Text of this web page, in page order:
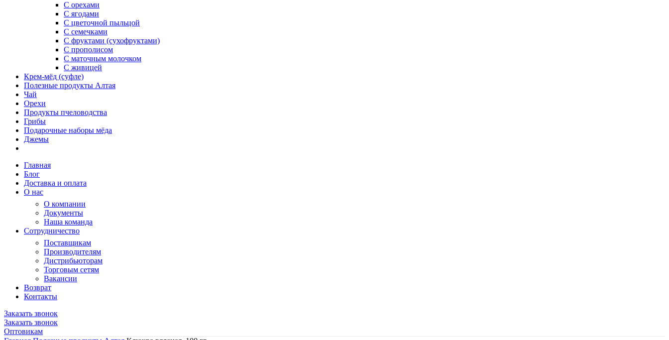
С орехами
С ягодами
С цветочной пыльцой
С семечками
С фруктами (сухофруктами)
С прополисом
С маточным молочком
С живицей
Крем-мёд (суфле)
Полезные продукты Алтая
Чай
Орехи
Продукты пчеловодства
Грибы
Подарочные наборы мёда
Джемы
Главная
Блог
Доставка и оплата
О нас
О компании
Документы
Наша команда
Сотрудничество
Поставщикам
Производителям
Дистрибьюторам
Торговым сетям
Вакансии
Возврат
Контакты
Заказать звонок
Заказать звонок
Оптовикам